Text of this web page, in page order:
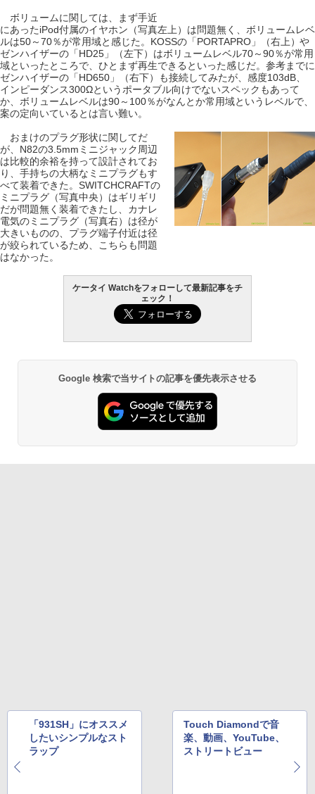
ボリュームに関しては、まず手近
にあったiPod付属のイヤホン（写真左上）は問題無く、ボリュームレベ
ルは50～70％が常用域と感じた。KOSSの「PORTAPRO」（右上）や
ゼンハイザーの「HD25」（左下）はボリュームレベル70～90％が常用
域といったところで、ひとまず再生できるといった感じだ。参考までに
ゼンハイザーの「HD650」（右下）も接続してみたが、感度103dB、
インピーダンス300Ωというポータブル向けでないスペックもあって
か、ボリュームレベルは90～100％がなんとか常用域というレベルで、
案の定向いているとは言い難い。
おまけのプラグ形状に関してだ
が、N82の3.5mmミニジャック周辺
は比較的余裕を持って設計されてお
り、手持ちの大柄なミニプラグもす
べて装着できた。SWITCHCRAFTの
ミニプラグ（写真中央）はギリギリ
だが問題無く装着できたし、カナレ
電気のミニプラグ（写真右）は径が
大きいものの、プラグ端子付近は径
が絞られているため、こちらも問題
はなかった。
ケータイ Watchをフォローして最新記事をチ
ェック！
Google 検索で当サイトの記事を優先表示させる
「931SH」にオススメ
したいシンプルなスト
ラップ
Touch Diamondで音
楽、動画、YouTube、
ストリートビュー